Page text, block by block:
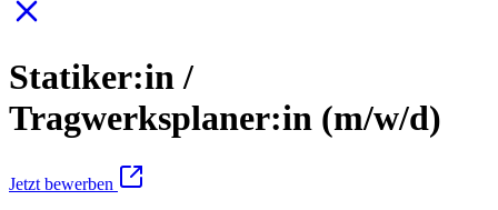
Statiker:in /
Tragwerksplaner:in (m/w/d)
Jetzt bewerben